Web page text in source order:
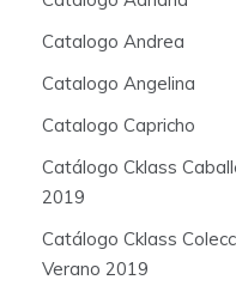
Catalogo Andrea
Catalogo Angelina
Catalogo Capricho
Catálogo Cklass
2019
Catálogo Cklass
Verano 2019